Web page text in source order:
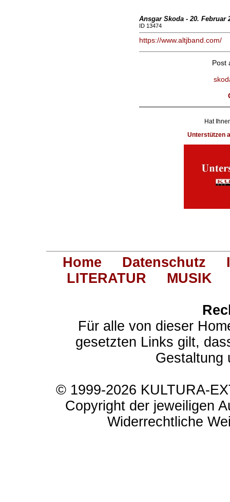
Ansgar Skoda - 20. Februar
ID 13474
https://www.altjband.com/
Post
Hat
Unterstützen
Home Datenschutz
LITERATUR
MUSIK
Für alle von dieser
gesetzten Links gilt,
Gestaltung
© 1999-2026 KULTURA-
Copyright der jeweiligen
Widerrechtliche